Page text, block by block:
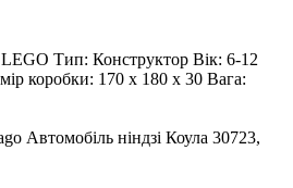
LEGO Тип: Конструктор Вік: 6-12
коробки: 170 х 180 х 30 Вага:
Автомобіль ніндзі Коула 30723,